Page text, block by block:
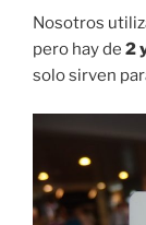
Nosotros
pero hay de 2
solo sirven